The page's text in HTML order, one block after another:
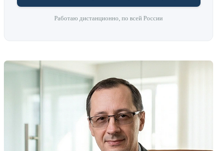
Работаю дистанционно, по всей России